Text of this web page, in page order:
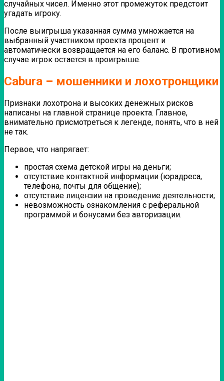
случайных чисел. Именно этот промежуток предстоит
угадать игроку.
После выигрыша указанная сумма умножается на
выбранный участником проекта процент и
автоматически возвращается на его баланс. В противном
случае игрок остается в проигрыше.
Cabura – мошенники и лохотронщики
Признаки лохотрона и высоких денежных рисков
написаны на главной странице проекта. Главное,
внимательно присмотреться к легенде, понять, что в ней
не так.
Первое, что напрягает:
простая схема детской игры на деньги;
отсутствие контактной информации (юрадреса,
телефона, почты для общение);
отсутствие лицензии на проведение деятельности;
невозможность ознакомления с реферальной
программой и бонусами без авторизации.